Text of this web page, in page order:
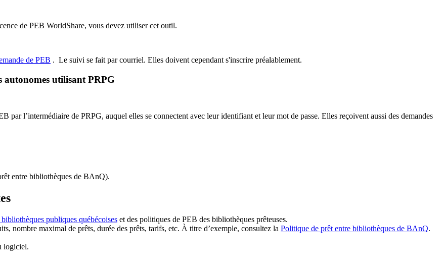
de PEB WorldShare, vous devez utiliser cet outil.
de PEB . Le suivi se fait par courriel. Elles doivent cependant s'inscrire préalablement.
autonomes utilisant PRPG
par l’intermédiaire de PRPG, auquel elles se connectent avec leur identifiant et leur mot de passe. Elles reçoivent aussi des demandes
entre bibliothèques de BAnQ).
publiques québécoises et des politiques de PEB des bibliothèques prêteuses.
nombre maximal de prêts, durée des prêts, tarifs, etc. À titre d’exemple, consultez la Politique de prêt entre bibliothèques de BAnQ.
logiciel.